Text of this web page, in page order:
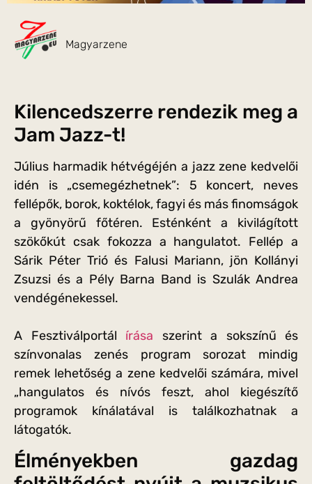
Magyarzene
Kilencedszerre rendezik meg a
Jam Jazz-t!
Július harmadik hétvégéjén a jazz zene kedvelői
idén is „csemegézhetnek”: 5 koncert, neves
fellépők, borok, koktélok, fagyi és más finomságok
a gyönyörű főtéren. Esténként a kivilágított
szökőkút csak fokozza a hangulatot. Fellép a
Sárik Péter Trió és Falusi Mariann, jön Kollányi
Zsuzsi és a Pély Barna Band is Szulák Andrea
vendégénekessel.
A Fesztiválportál írása szerint a sokszínű és
színvonalas zenés program sorozat mindig
remek lehetőség a zene kedvelői számára, mivel
„hangulatos és nívós feszt, ahol kiegészítő
programok kínálatával is találkozhatnak a
látogatók.
Élményekben gazdag